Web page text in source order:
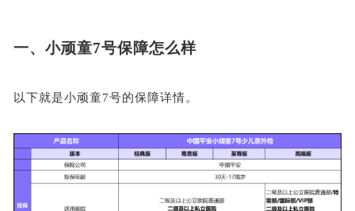
一、 小顽童7号保障怎么样
以下就是小顽童7号的保障详情。